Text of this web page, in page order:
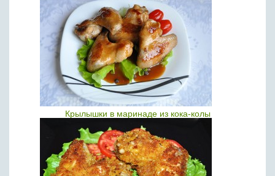
Крылышки в маринаде из кока-колы